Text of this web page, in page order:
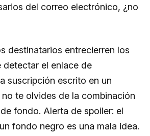
del correo electrónico, ¿no
destinatarios entrecierren los
el enlace de
suscripción escrito en un
no te olvides de la combinación
fondo. Alerta de spoiler: el
fondo negro es una mala idea.